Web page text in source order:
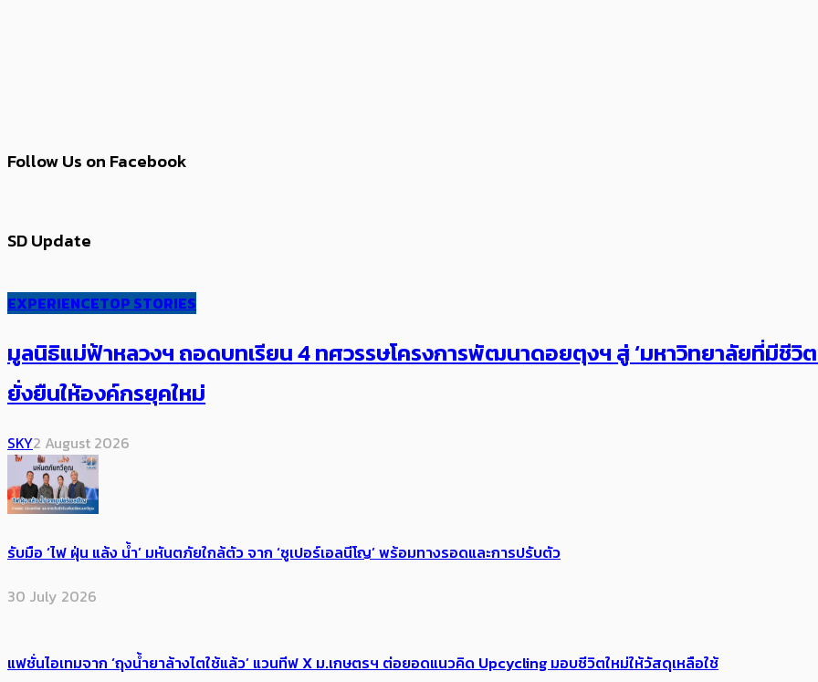
Follow Us on Facebook
SD Update
EXPERIENCETOP STORIES
มูลนิธิแม่ฟ้าหลวงฯ ถอดบทเรียน 4 ทศวรรษโครงการพัฒนาดอยตุงฯ สู่ ‘มหาวิทยาลัยที่มีชี
ยั่งยืนให้องค์กรยุคใหม่
SKY2 August 2026
รับมือ ‘ไฟ ฝุ่น แล้ง น้ำ’ มหันตภัยใกล้ตัว จาก ‘ซูเปอร์เอลนีโญ’ พร้อมทางรอดและการปรับตัว
30 July 2026
แฟชั่นไอเทมจาก ‘ถุงน้ำยาล้างไตใช้แล้ว’ แวนทีฟ X ม.เกษตรฯ ต่อยอดแนวคิด Upcycling มอบชีวิตใหม่ให้วัสดุเหลือใช้